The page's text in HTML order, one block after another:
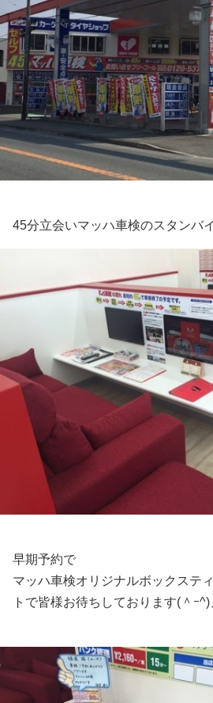
45分立会いマッハ車検のスタンバ
早期予約で
マッハ車検オリジナルボックステ
トで皆様お待ちしております(＾ｰ^)